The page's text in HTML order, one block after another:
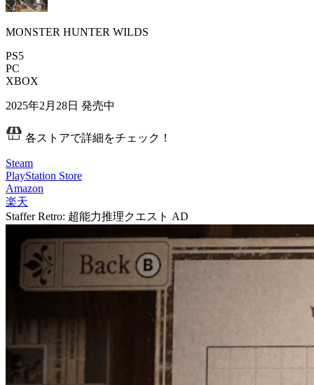
MONSTER HUNTER WILDS
PS5
PC
XBOX
2025年2月28日 発売中
各ストアで詳細をチェック！
Steam
PlayStation Store
Amazon
楽天
Staffer Retro: 超能力推理クエスト AD